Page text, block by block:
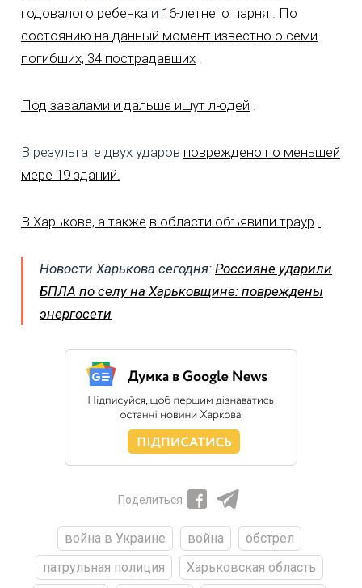
годовалого ребенка и 16-летнего парня . По
состоянию на данный момент известно о семи
погибших, 34 пострадавших .
Под завалами и дальше ищут людей .
В результате двух ударов повреждено по меньшей
мере 19 зданий.
В Харькове, а также в области объявили траур .
Новости Харькова сегодня: Россияне ударили
БПЛА по селу на Харьковщине: повреждены
энергосети
Поделиться
война в Украине война
обстрел
патрульная полиция
Харьковская область